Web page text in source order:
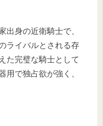
出身の近衛騎士で、
ライバルとされる存
た完璧な騎士として
用で独占欲が強く、